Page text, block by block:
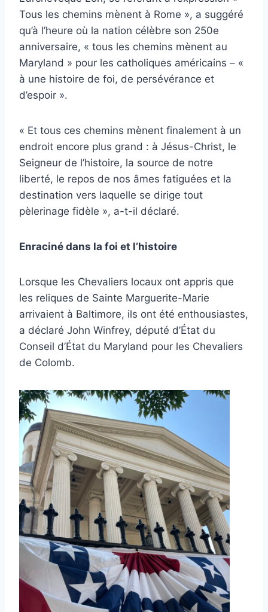
Tous les chemins mènent à Rome », a suggéré
qu’à l’heure où la nation célèbre son 250e
anniversaire, « tous les chemins mènent au
Maryland » pour les catholiques américains – «
à une histoire de foi, de persévérance et
d’espoir ».
« Et tous ces chemins mènent finalement à un
endroit encore plus grand : à Jésus-Christ, le
Seigneur de l’histoire, la source de notre
liberté, le repos de nos âmes fatiguées et la
destination vers laquelle se dirige tout
pèlerinage fidèle », a-t-il déclaré.
Enraciné dans la foi et l’histoire
Lorsque les Chevaliers locaux ont appris que
les reliques de Sainte Marguerite-Marie
arrivaient à Baltimore, ils ont été enthousiastes,
a déclaré John Winfrey, député d’État du
Conseil d’État du Maryland pour les Chevaliers
de Colomb.